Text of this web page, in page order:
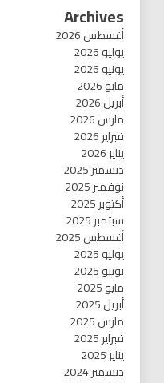
Archives
أغسطس 2026
يوليو 2026
يونيو 2026
مايو 2026
أبريل 2026
مارس 2026
فبراير 2026
يناير 2026
ديسمبر 2025
نوفمبر 2025
أكتوبر 2025
سبتمبر 2025
أغسطس 2025
يوليو 2025
يونيو 2025
مايو 2025
أبريل 2025
مارس 2025
فبراير 2025
يناير 2025
ديسمبر 2024